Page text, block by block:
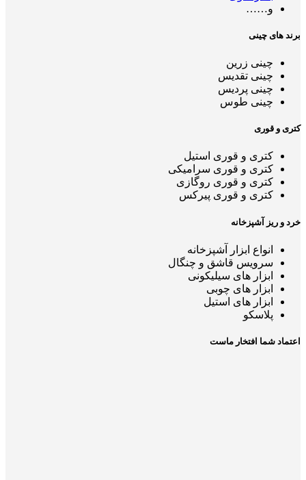
و……
برند های چینی
چینی زرین
چینی تقدیس
چینی پردیس
چینی طوس
کتری و قوری
کتری و قوری استیل
کتری و قوری سرامیکی
کتری و قوری روگازی
کتری و قوری پیرکس
خرد و ریز آشپزخانه
انواع ابزار آشپزخانه
سرویس قاشق و چنگال
ابزار های سیلیکونی
ابزار های چوبی
ابزار های استیل
پلاسکو
اعتماد شما افتخار ماست